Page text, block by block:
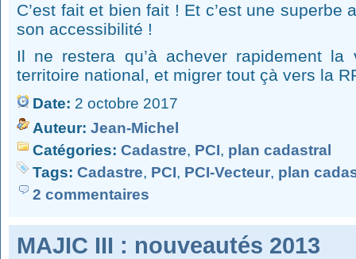
C’est fait et bien fait ! Et c’est une superbe
son accessibilité !
Il ne restera qu’à achever rapidement la
territoire national, et migrer tout çà vers la
Date: 2 octobre 2017
Auteur: Jean-Michel
Catégories: Cadastre, PCI, plan cadastral
Tags: Cadastre, PCI, PCI-Vecteur, plan
2 commentaires
MAJIC III : nouveautés 2013